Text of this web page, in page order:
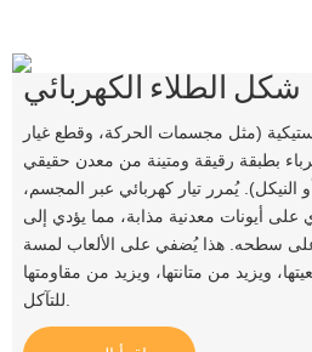
شكل الطلاء الكهربائي
(مثل مجسمات الحركة، وقطع غيار
بطبقة رقيقة ومتينة من معدن حقيقي
النيكل). يُمرر تيار كهربائي عبر المجسم،
أيونات معدنية مذابة، مما يؤدي إلى
سطحه. هذا يُضفي على الألعاب لمسة
ويزيد من متانتها، ويزيد من مقاومتها
للتآكل.